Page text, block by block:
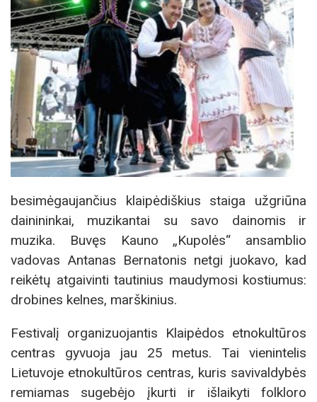
besimėgaujančius klaipėdiškius staiga užgriūna
dainininkai, muzikantai su savo dainomis ir
muzika. Buvęs Kauno „Kupolės“ ansamblio
vadovas Antanas Bernatonis netgi juokavo, kad
reikėtų atgaivinti tautinius maudymosi kostiumus:
drobines kelnes, marškinius.
Festivalį organizuojantis Klaipėdos etnokultūros
centras gyvuoja jau 25 metus. Tai vienintelis
Lietuvoje etnokultūros centras, kuris savivaldybės
remiamas sugebėjo įkurti ir išlaikyti folkloro